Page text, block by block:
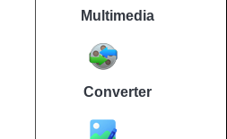
Multimedia
Converter